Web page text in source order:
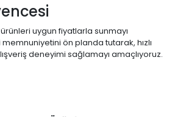
uygun fiyatlarla sunmayı
ön planda tutarak, hızlı
deneyimi sağlamayı amaçlıyoruz.